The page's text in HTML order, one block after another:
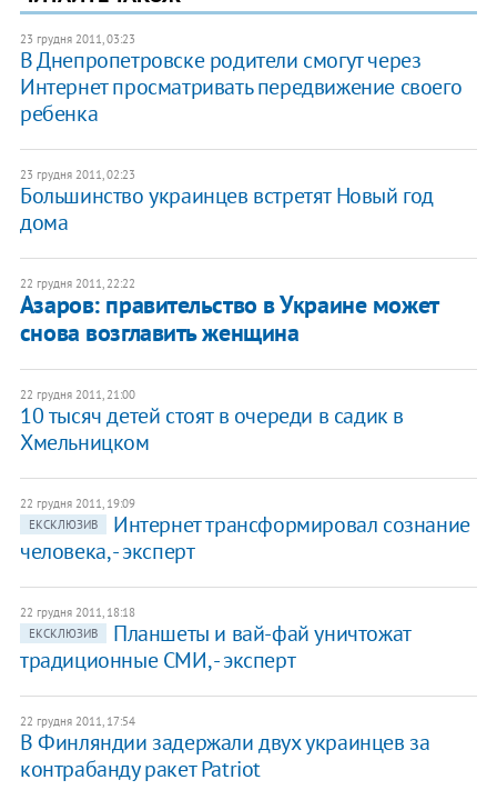
23 грудня 2011, 03:23
В Днепропетровске родители смогут через
Интернет просматривать передвижение своего
ребенка
23 грудня 2011, 02:23
​Большинство украинцев встретят Новый год
дома
22 грудня 2011, 22:22
Азаров: правительство в Украине может
снова возглавить женщина
22 грудня 2011, 21:00
10 тысяч детей стоят в очереди в садик в
Хмельницком
22 грудня 2011, 19:09
ЕКСКЛЮЗИВ
Интернет трансформировал сознание
человека, - эксперт
22 грудня 2011, 18:18
ЕКСКЛЮЗИВ
Планшеты и вай-фай уничтожат
традиционные СМИ, - эксперт
22 грудня 2011, 17:54
В Финляндии задержали двух украинцев за
контрабанду ракет Patriot